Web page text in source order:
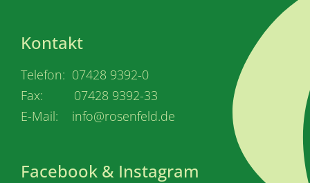
Kontakt
Telefon: 07428 9392-0
Fax: 07428 9392-33
E-Mail: info@rosenfeld.de
Facebook & Instagram